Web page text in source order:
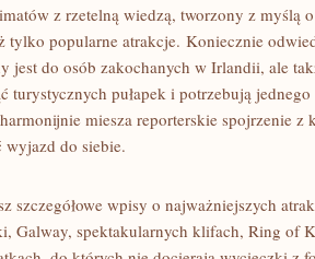
z rzetelną wiedzą, tworzony z myślą
tylko popularne atrakcje. Koniecznie
jest do osób zakochanych w Irlandii, ale
turystycznych pułapek i potrzebują
miesza reporterskie spojrzenie z
wyjazd do siebie.
szczegółowe wpisy o najważniejszych
Galway, spektakularnych klifach, Ring of